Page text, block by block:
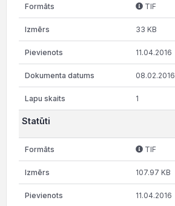
TIF
33 KB
11.04.2016
08.02.2016
1
Statūti
TIF
107.97 KB
11.04.2016